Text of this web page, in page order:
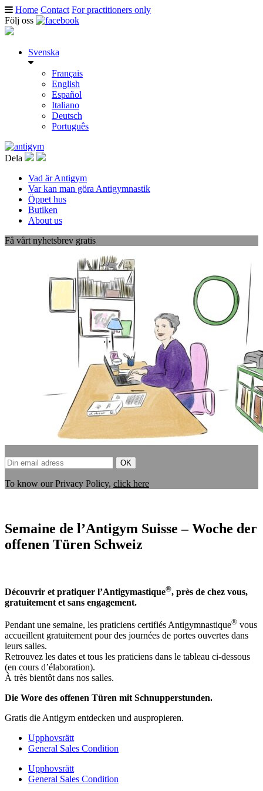
Home Contact For practitioners only
Följ oss
Svenska
Français
English
Español
Italiano
Deutsch
Português
Dela
Vad är Antigym
Var kan man göra Antigymnastik
Öppet hus
Butiken
About us
Få vårt nyhetsbrev gratis
To know our Privacy Policy, click here
Semaine de l’Antigym Suisse – Woche der
offenen Türen Schweiz
Découvrir et pratiquer l’Antigymastique®, près de chez vous,
gratuitement et sans engagement.
Pendant une semaine, les praticiens certifiés Antigymnastique® vous
accueillent gratuitement pour des journées de portes ouvertes dans
leurs salles.
Retrouvez les dates et tous les praticiens dans le tableau ci-dessous
(en cours d’élaboration).
À très bientôt dans nos salles.
Die Wore des offenen Türen mit Schnupperstunden.
Gratis die Antigym entdecken und auspropieren.
Upphovsrätt
General Sales Condition
Upphovsrätt
General Sales Condition